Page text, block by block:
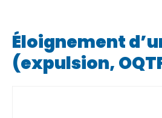
Éloignement
(expulsion,